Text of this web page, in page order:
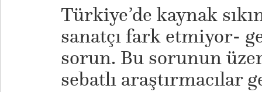
Türkiye’de kaynak
sanatçı fark etmiyor-
sorun. Bu sorunun
sebatlı araştırmacılar